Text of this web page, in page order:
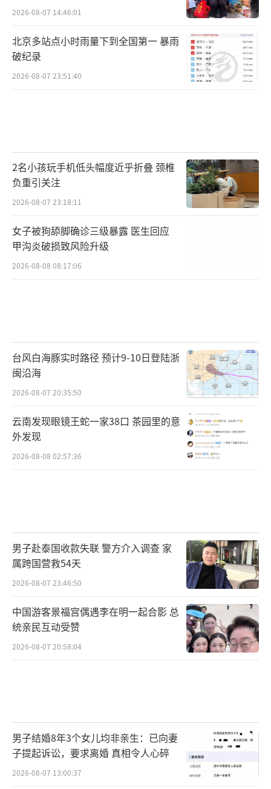
2026-08-07 14:46:01
北京多站点小时雨量下到全国第一 暴雨
破纪录
2026-08-07 23:51:40
2名小孩玩手机低头幅度近乎折叠 颈椎
负重引关注
2026-08-07 23:18:11
女子被狗舔脚确诊三级暴露 医生回应
甲沟炎破损致风险升级
2026-08-08 08:17:06
台风白海豚实时路径 预计9-10日登陆浙
闽沿海
2026-08-07 20:35:50
云南发现眼镜王蛇一家38口 茶园里的意
外发现
2026-08-08 02:57:36
男子赴泰国收款失联 警方介入调查 家
属跨国营救54天
2026-08-07 23:46:50
中国游客景福宫偶遇李在明一起合影 总
统亲民互动受赞
2026-08-07 20:58:04
男子结婚8年3个女儿均非亲生：已向妻
子提起诉讼，要求离婚 真相令人心碎
2026-08-07 13:00:37